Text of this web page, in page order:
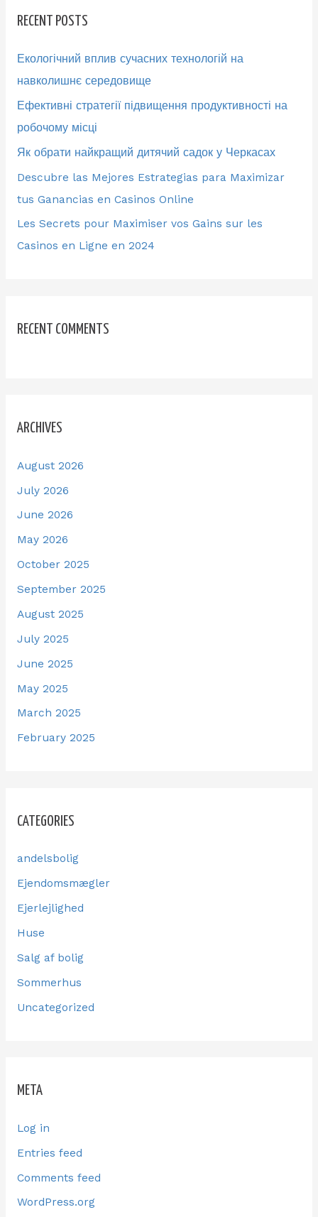
h
f
RECENT POSTS
Екологічний вплив сучасних технологій на
навколишнє середовище
Ефективні стратегії підвищення продуктивності на
робочому місці
Як обрати найкращий дитячий садок у Черкасах
Descubre las Mejores Estrategias para Maximizar
tus Ganancias en Casinos Online
Les Secrets pour Maximiser vos Gains sur les
Casinos en Ligne en 2024
RECENT COMMENTS
ARCHIVES
August 2026
July 2026
June 2026
May 2026
October 2025
September 2025
August 2025
July 2025
June 2025
May 2025
March 2025
February 2025
CATEGORIES
andelsbolig
Ejendomsmægler
Ejerlejlighed
Huse
Salg af bolig
Sommerhus
Uncategorized
META
Log in
Entries feed
Comments feed
WordPress.org